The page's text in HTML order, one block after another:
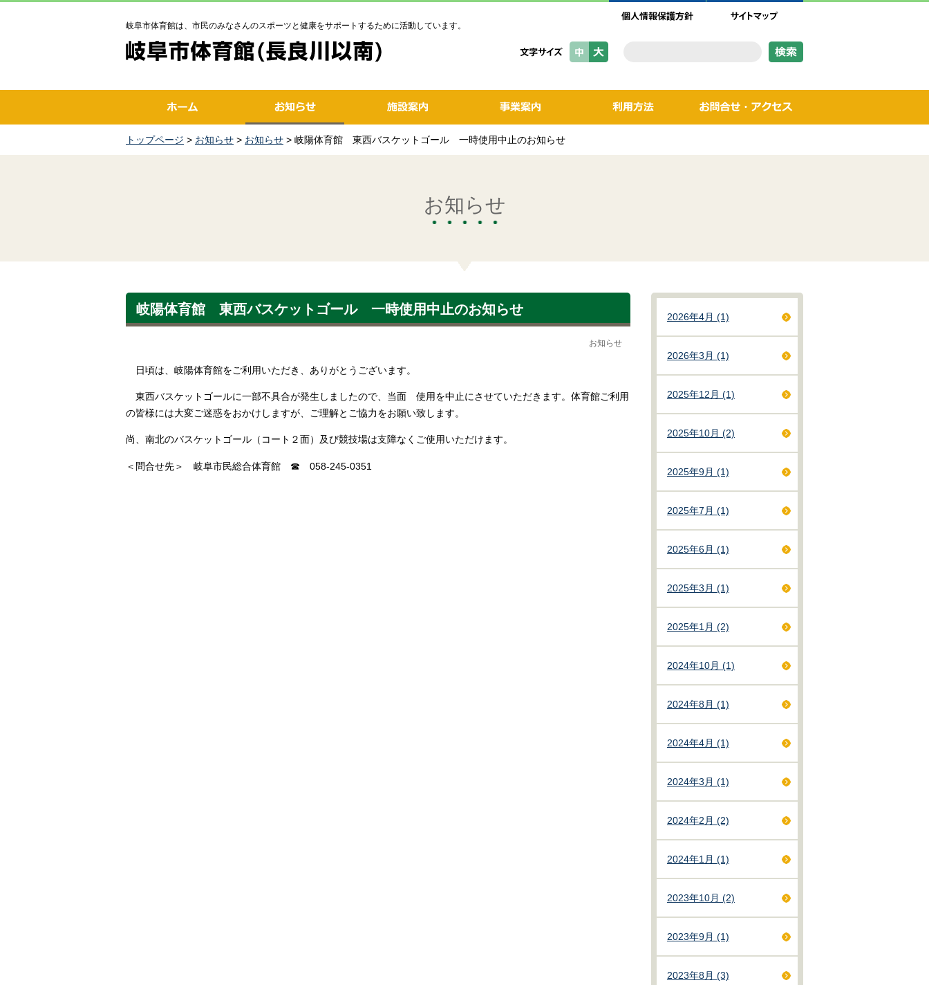
岐阜市体育館は、市民のみなさんのスポーツと健康をサポートするために活動しています。
トップページ > お知らせ > お知らせ > 岐陽体育館 東西バスケットゴール 一時使用中止のお知らせ
お知らせ
岐陽体育館 東西バスケットゴール 一時使用中止のお知らせ
お知らせ
日頃は、岐陽体育館をご利用いただき、ありがとうございます。
東西バスケットゴールに一部不具合が発生しましたので、当面 使用を中止にさせていただきます。体育館ご利用
の皆様には大変ご迷惑をおかけしますが、ご理解とご協力をお願い致します。
尚、南北のバスケットゴール（コート２面）及び競技場は支障なくご使用いただけます。
＜問合せ先＞ 岐阜市民総合体育館 ☎ 058-245-0351
2026年4月 (1)
2026年3月 (1)
2025年12月 (1)
2025年10月 (2)
2025年9月 (1)
2025年7月 (1)
2025年6月 (1)
2025年3月 (1)
2025年1月 (2)
2024年10月 (1)
2024年8月 (1)
2024年4月 (1)
2024年3月 (1)
2024年2月 (2)
2024年1月 (1)
2023年10月 (2)
2023年9月 (1)
2023年8月 (3)